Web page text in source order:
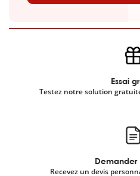
Essai
Testez notre solution
Demander
Recevez un devis